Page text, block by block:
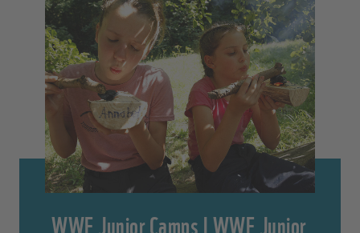
WWF Junior Camps | WWF Junior